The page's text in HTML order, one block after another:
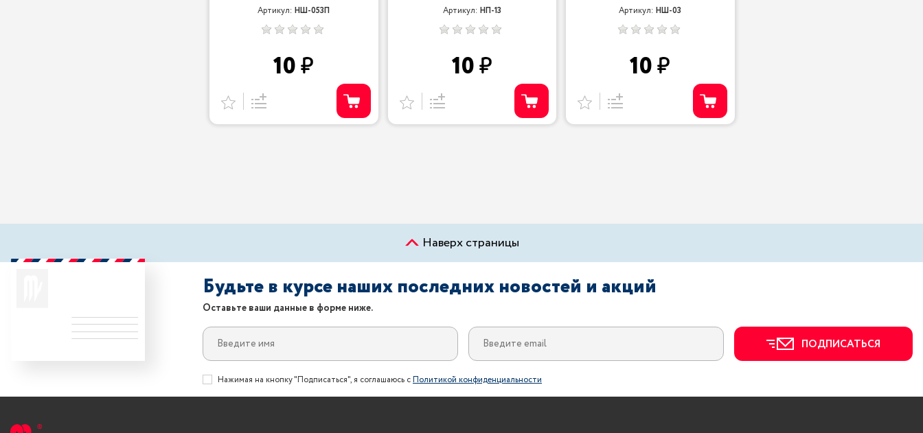
Артикул:НШ-053П
10
Артикул: НП-13
10
Артикул:НШ-03
10
Наверх страницы
Будьте в курсе наших последних новостей и акций
Оставьте ваши данные в форме ниже.
ПОДПИСАТЬСЯ
Нажимая на кнопку "Подписаться", я соглашаюсь сПолитикой конфиденциальности